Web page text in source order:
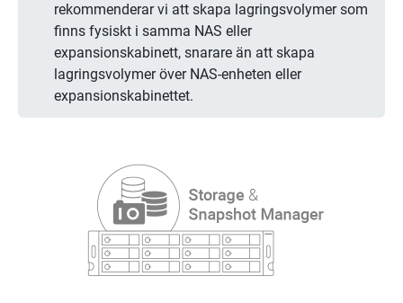
rekommenderar vi att skapa lagringsvolymer som
finns fysiskt i samma NAS eller
expansionskabinett, snarare än att skapa
lagringsvolymer över NAS-enheten eller
expansionskabinettet.